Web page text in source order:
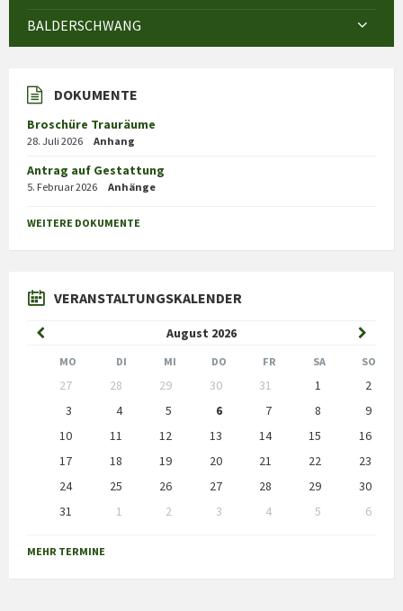
BALDERSCHWANG
DOKUMENTE
Broschüre Trauräume
28. Juli 2026 Anhang
Antrag auf Gestattung
5. Februar 2026 Anhänge
WEITERE DOKUMENTE
VERANSTALTUNGSKALENDER
August 2026
Previous
Month
Month
MO DI MI DO FR SA SO
calendar
27 28 29 30 31 1
2
3
4 5 6 7 8
9
10
11 12 13 14 15
16
17
18 19 20 21 22
23
24
25 26 27 28 29
30
31
1 2 3 4 5
6
to
calendar
MEHR TERMINE